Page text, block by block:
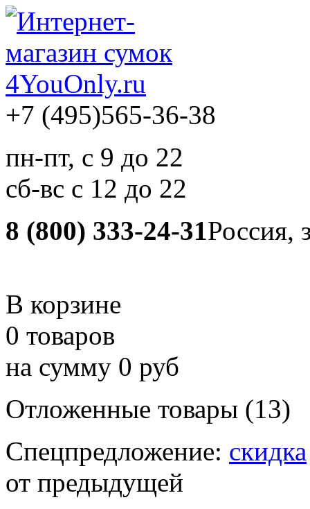
+7 (495)565-36-38
пн-пт, с 9 до 22
сб-вс с 12 до 22
8 (800) 333-24-31Россия,
В корзине
0 товаров
на сумму 0 руб
Отложенные товары (13)
Спецпредложение: скидка
от предыдущей